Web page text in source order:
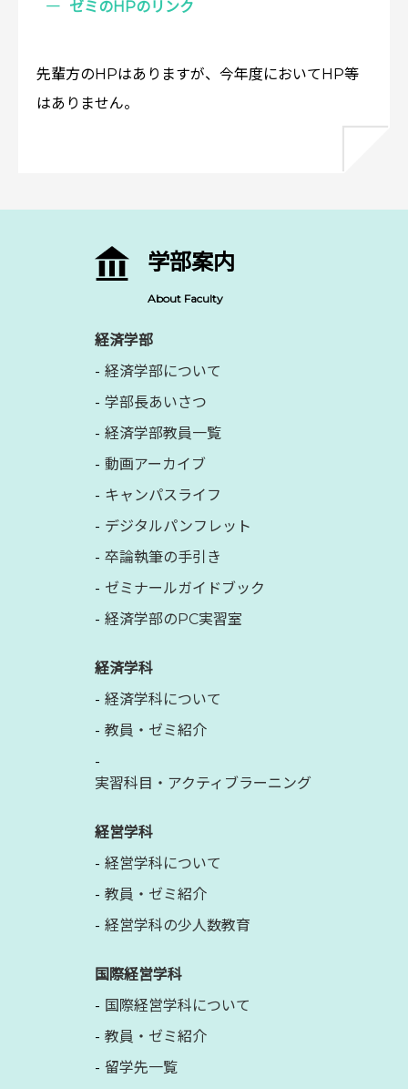
ゼミのHPのリンク
先輩方のHPはありますが、今年度においてHP等
はありません。
学部案内
About Faculty
経済学部
経済学部について
学部長あいさつ
経済学部教員一覧
動画アーカイブ
キャンパスライフ
デジタルパンフレット
卒論執筆の手引き
ゼミナールガイドブック
経済学部のPC実習室
経済学科
経済学科について
教員・ゼミ紹介
実習科目・アクティブラーニング
経営学科
経営学科について
教員・ゼミ紹介
経営学科の少人数教育
国際経営学科
国際経営学科について
教員・ゼミ紹介
留学先一覧